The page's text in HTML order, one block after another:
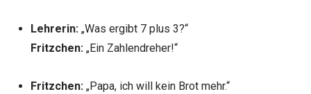
Lehrerin:„Was ergibt 7 plus 3?“
Fritzchen:„Ein Zahlendreher!“
Fritzchen:„Papa, ich will kein Brot mehr.“